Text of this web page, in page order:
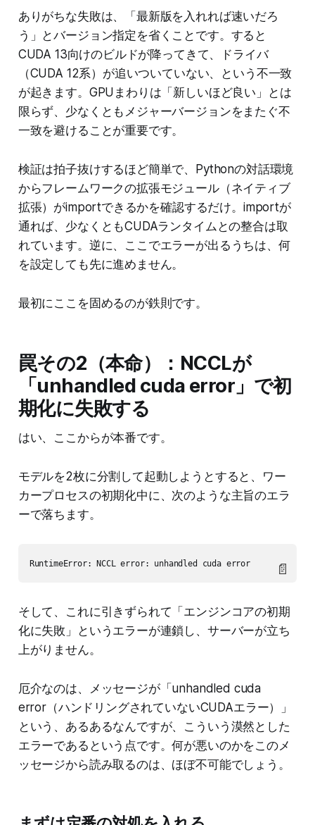
ありがちな失敗は、「最新版を入れれば速いだろ
う」とバージョン指定を省くことです。すると
CUDA 13向けのビルドが降ってきて、ドライバ
（CUDA 12系）が追いついていない、という不一致
が起きます。GPUまわりは「新しいほど良い」とは
限らず、少なくともメジャーバージョンをまたぐ不
一致を避けることが重要です。
検証は拍子抜けするほど簡単で、Pythonの対話環境
からフレームワークの拡張モジュール（ネイティブ
拡張）がimportできるかを確認するだけ。importが
通れば、少なくともCUDAランタイムとの整合は取
れています。逆に、ここでエラーが出るうちは、何
を設定しても先に進めません。
最初にここを固めるのが鉄則です。
罠その2（本命）：NCCLが
「unhandled cuda error」で初
期化に失敗する
はい、ここからが本番です。
モデルを2枚に分割して起動しようとすると、ワー
カープロセスの初期化中に、次のような主旨のエラ
ーで落ちます。
RuntimeError: NCCL error: unhandled cuda error 📄
そして、これに引きずられて「エンジンコアの初期
化に失敗」というエラーが連鎖し、サーバーが立ち
上がりません。
厄介なのは、メッセージが「unhandled cuda
error（ハンドリングされていないCUDAエラー）」
という、あるあるなんですが、こういう漠然とした
エラーであるという点です。何が悪いのかをこのメ
ッセージから読み取るのは、ほぼ不可能でしょう。